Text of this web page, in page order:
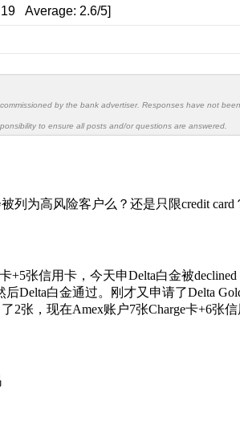
19 Average: 2.6/5]
by the bank advertiser. Responses have not
to ensure all posts and/or questions are answered.